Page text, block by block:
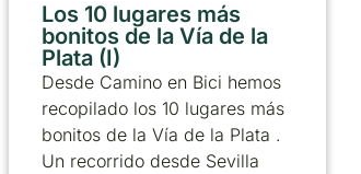
Los 10 lugares más
bonitos de la Vía de la
Plata (I)
Desde Camino en Bici hemos
recopilado los 10 lugares más
bonitos de la Vía de la Plata .
Un recorrido desde Sevilla